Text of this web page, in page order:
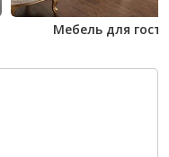
Мебель для